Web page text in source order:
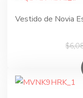
Vestido de Novia
$